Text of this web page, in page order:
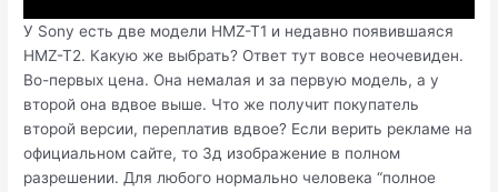
У Sony есть две модели HMZ-T1 и недавно появившаяся
HMZ-T2. Какую же выбрать? Ответ тут вовсе неочевиден.
Во-первых цена. Она немалая и за первую модель, а у
второй она вдвое выше. Что же получит покупатель
второй версии, переплатив вдвое? Если верить рекламе на
официальном сайте, то 3д изображение в полном
разрешении. Для любого нормально человека “полное